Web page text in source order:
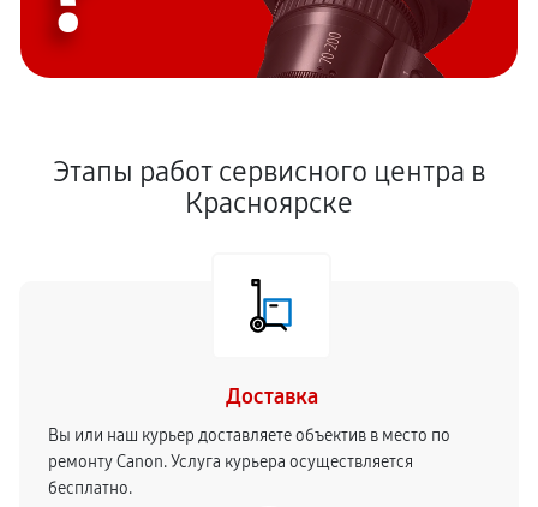
Этапы работ сервисного центра в
Красноярске
Доставка
Вы или наш курьер доставляете объектив в место по
ремонту Canon. Услуга курьера осуществляется
бесплатно.